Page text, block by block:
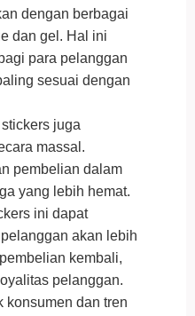
dengan berbagai
dan gel. Hal ini
para pelanggan
sesuai dengan
juga
massal.
pembelian dalam
yang lebih hemat.
ini dapat
akan lebih
kembali,
pelanggan.
konsumen dan tren